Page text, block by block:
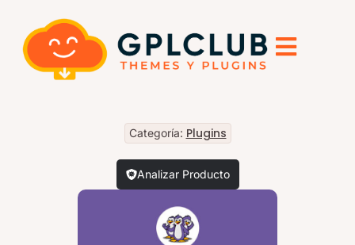
Categoría: Plugins
Analizar Producto